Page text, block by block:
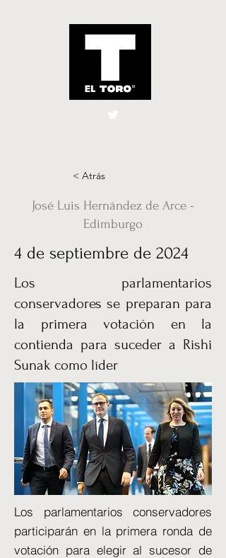
El Toro España
< Atrás
José Luis Hernández de Arce -
Edimburgo
4 de septiembre de 2024
Los parlamentarios
conservadores se preparan para
la primera votación en la
contienda para suceder a Rishi
Sunak como líder
Los parlamentarios conservadores
participarán en la primera ronda de
votación para elegir al sucesor de